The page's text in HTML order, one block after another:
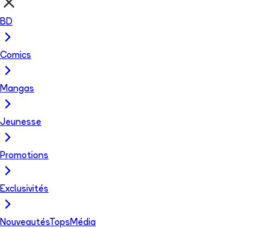
BD
Comics
Mangas
Jeunesse
Promotions
Exclusivités
NouveautésTops Média